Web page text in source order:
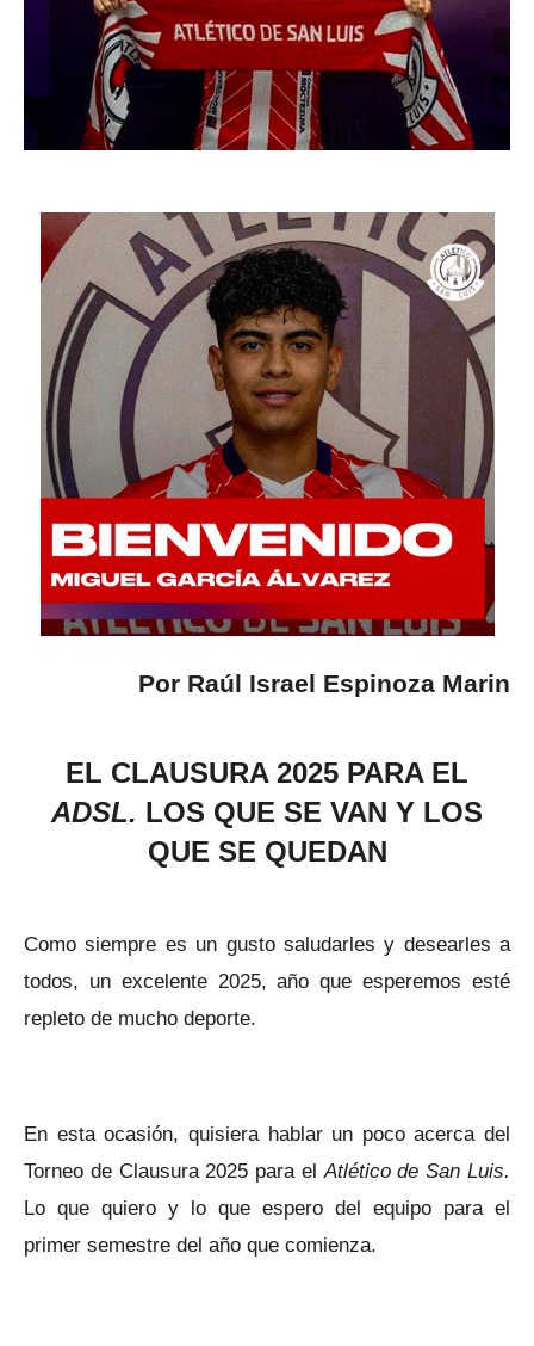
Por Raúl Israel Espinoza Marin
EL CLAUSURA 2025 PARA EL
ADSL. LOS QUE SE VAN Y LOS
QUE SE QUEDAN
Como siempre es un gusto saludarles y desearles a
todos, un excelente 2025, año que esperemos esté
repleto de mucho deporte.
En esta ocasión, quisiera hablar un poco acerca del
Torneo de Clausura 2025 para el Atlético de San Luis.
Lo que quiero y lo que espero del equipo para el
primer semestre del año que comienza.